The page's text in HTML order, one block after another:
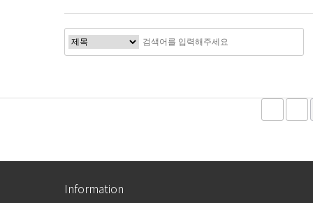
Information